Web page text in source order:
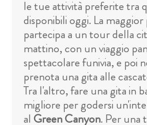
le tue attività preferite tra
disponibili oggi. La
partecipa a un tour della
mattino, con un viaggio
spettacolare funivia, e poi
prenota una gita alle
Tra l'altro, fare una gita in
migliore per godersi
al Green Canyon. Per una